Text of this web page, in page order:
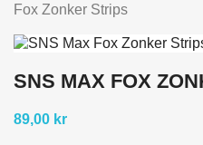
Fox Zonker Strips
SNS MAX FOX
89,00 kr